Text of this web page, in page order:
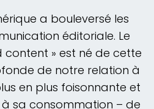
a bouleversé les
éditoriale. Le
» est né de cette
de notre relation à
en plus foisonnante et
sa consommation – de